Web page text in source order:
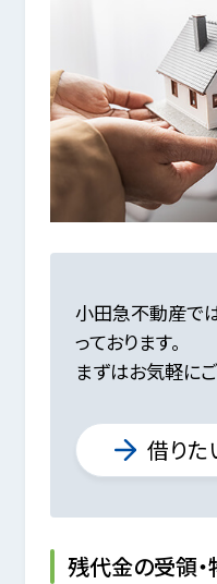
小田急不動産で
っております。
まずはお気軽に
借りた
残代金の受領